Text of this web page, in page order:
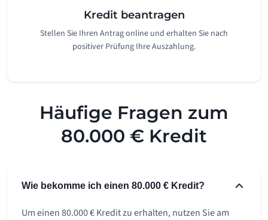
Kredit beantragen
Stellen Sie Ihren Antrag online und erhalten Sie nach
positiver Prüfung Ihre Auszahlung.
Häufige Fragen zum
80.000 € Kredit
Wie bekomme ich einen 80.000 € Kredit?
Um einen 80.000 € Kredit zu erhalten, nutzen Sie am